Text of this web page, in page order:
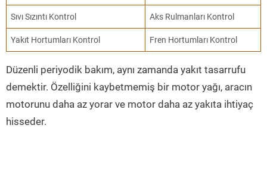
Sıvı Sızıntı Kontrol Aks Rulmanları Kontrol
Yakıt Hortumları Kontrol Fren Hortumları Kontrol
Düzenli periyodik bakım, aynı zamanda yakıt tasarrufu
demektir. Özelliğini kaybetmemiş bir motor yağı, aracın
motorunu daha az yorar ve motor daha az yakıta ihtiyaç
hisseder.